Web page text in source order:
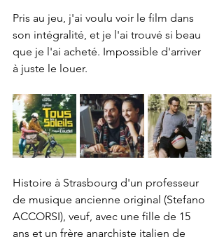
Pris au jeu, j'ai voulu voir le film dans
son intégralité, et je l'ai trouvé si beau
que je l'ai acheté. Impossible d'arriver
à juste le louer.
Histoire à Strasbourg d'un professeur
de musique ancienne original (Stefano
ACCORSI), veuf, avec une fille de 15
ans et un frère anarchiste italien de